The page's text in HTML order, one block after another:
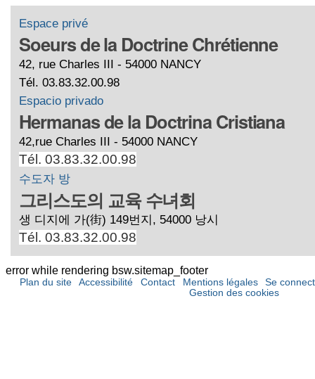
Espace privé
Soeurs de la Doctrine Chrétienne
42, rue Charles III - 54000 NANCY
Tél. 03.83.32.00.98
Espacio privado
Hermanas de la Doctrina Cristiana
42,rue Charles III - 54000 NANCY
Tél. 03.83.32.00.98
수도자 방
그리스도의 교육 수녀회
생 디지에 가(街) 149번지, 54000 낭시
Tél. 03.83.32.00.98
error while rendering bsw.sitemap_footer
Plan du site Accessibilité Contact Mentions légales
Se
Gestion des cookies